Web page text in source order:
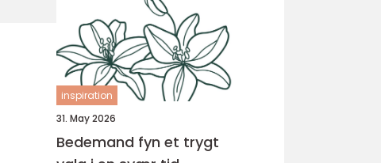
inspiration
31. May 2026
Bedemand fyn et trygt